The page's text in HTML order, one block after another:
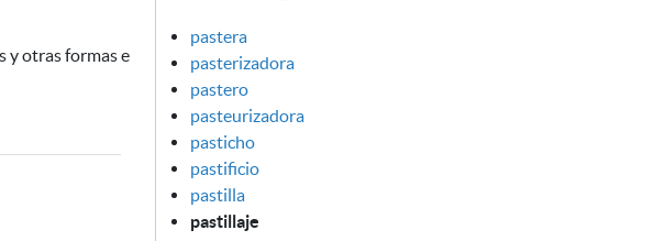
y otras formas e
pastera
pasterizadora
pastero
pasteurizadora
pasticho
pastificio
pastilla
pastillaje